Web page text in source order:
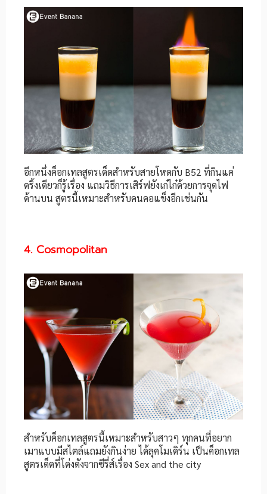
อีกหนึ่งค็อกเทลสูตรเด็ดสำหรับสายโหดกับ B52 ที่กินแค่
ดริ้งเดียวก็รู้เรื่อง แถมวิธีการเสิร์ฟยังเก๋ไก๋ด้วยการจุดไฟ
ด้านบน สูตรนี้เหมาะสำหรับคนคอแข็งอีกเช่นกัน
4. Cosmopolitan
สำหรับค็อกเทลสูตรนี้เหมาะสำหรับสาวๆ ทุกคนที่อยาก
เมาแบบมีสไตล์แถมยังกินง่าย ได้ลุคโมเดิร์น เป็นค็อกเทล
สูตรเด็ดที่โด่งดังจากซีรี่ส์เรื่อง Sex and the city